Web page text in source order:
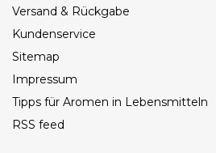
Versand & Rückgabe
Kundenservice
Sitemap
Impressum
Tipps für Aromen in Lebensmitteln
RSS feed